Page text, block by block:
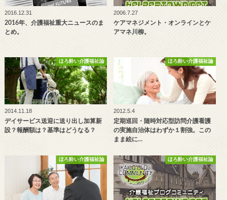
2016.12.31
2016年、介護福祉重大ニュースのま
とめ。
2006.7.27
ケアマネジメント・オンラインとケ
アマネ川柳。
ほろ酔い介護福祉論
2014.11.18
デイサービス送迎に送り出し加算新
設？報酬額は？基準はどうなる？
ほろ酔い介護福祉論
2012.5.4
定期巡回・随時対応型訪問介護看護
の実施自治体はわずか１割強。この
まま絵に…
ほろ酔い介護福祉論 ほろ酔い介護福祉論